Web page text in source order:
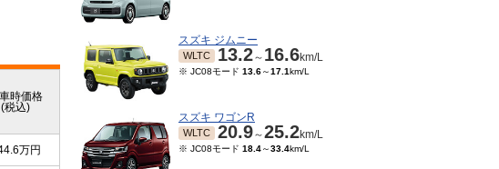
時価格
(税込)
万円
スズキ ジムニー
WLTC 13.2～ 16.6km/L
※ JC08モード 13.6～17.1km/L
スズキ ワゴンR
WLTC 20.9～25.2km/L
※ JC08モード 18.4～33.4km/L